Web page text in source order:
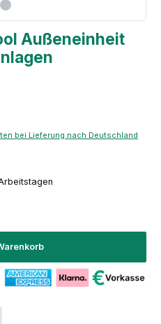
Außeneinheit
bei Lieferung nach Deutschland